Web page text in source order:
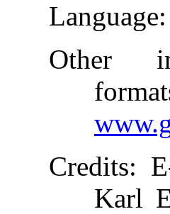
Language
Other
Credits:
Karl